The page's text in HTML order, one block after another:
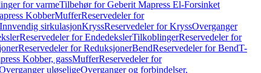
for varmeTilbehør for Geberit Mapress El-Forsinket
KobberMufferReservedeler for
sirkulasjonKryssReservedeler for KryssOverganger
Reservedeler for EndedekslerTilkoblingerReservedeler for
Reservedeler for ReduksjonerBendReservedeler for BendT-
Kobber, gassMufferReservedeler for
uløseligeOverganger og forbindelser,